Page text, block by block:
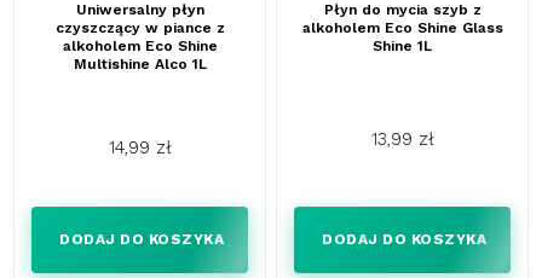
Uniwersalny płyn
czyszczący w piance z
alkoholem Eco Shine
Multishine Alco 1L
14,99 zł
DODAJ DO KOSZYKA
Płyn do mycia szyb z
alkoholem Eco Shine Glass
Shine 1L
13,99 zł
DODAJ DO KOSZYKA